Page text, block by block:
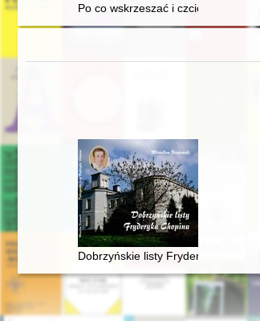
Po co wskrzeszać i czcić idee
Dobrzyńskie listy Fryderyka F.